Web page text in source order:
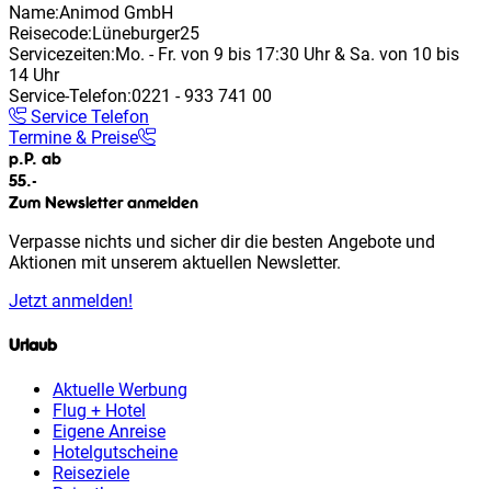
Name:Animod GmbH
Reisecode:Lüneburger25
Servicezeiten:Mo. - Fr. von 9 bis 17:30 Uhr & Sa. von 10 bis
14 Uhr
Service-Telefon:0221 - 933 741 00
Service Telefon
Termine & Preise
p.P. ab
55.-
Zum Newsletter anmelden
Verpasse nichts und sicher dir die besten Angebote und
Aktionen mit unserem aktuellen Newsletter.
Jetzt anmelden!
Urlaub
Aktuelle Werbung
Flug + Hotel
Eigene Anreise
Hotelgutscheine
Reiseziele